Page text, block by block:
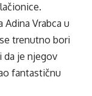
Vrabca u
trenutno bori
da je njegov
fantastičnu